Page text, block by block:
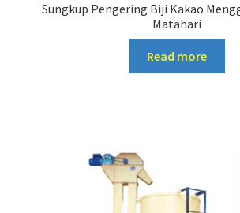
Sungkup Pengering Biji Kakao
Matahari
Read more